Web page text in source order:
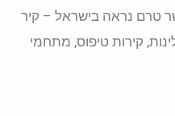
טרם נראה בישראל – קיר
קירות טיפוס, מתחמי